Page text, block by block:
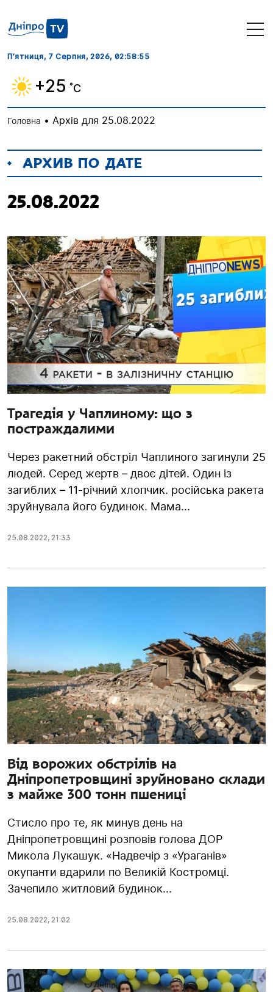
П’ятниця, 7 Серпня, 2026, 02:58:56
+25 ˚C
Головна • Архів для 25.08.2022
АРХИВ ПО ДАТЕ
25.08.2022
Трагедія у Чаплиному: що з
постраждалими
Через ракетний обстріл Чаплиного загинули 25
людей. Серед жертв – двоє дітей. Один із
загиблих – 11-річний хлопчик. російська ракета
зруйнувала його будинок. Мама...
25.08.2022, 21:33
Від ворожих обстрілів на
Дніпропетровщині зруйновано склади
з майже 300 тонн пшениці
Стисло про те, як минув день на
Дніпропетровщині розповів голова ДОР
Микола Лукашук. «Надвечір з «Ураганів»
окупанти вдарили по Великій Костромці.
Зачепило житловий будинок...
25.08.2022, 21:02